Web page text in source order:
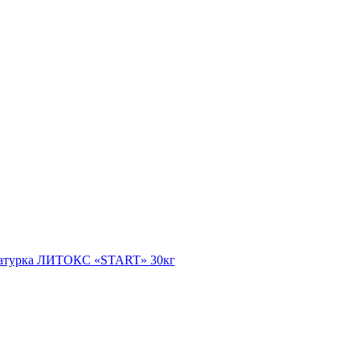
ЛИТОКС «START» 30кг